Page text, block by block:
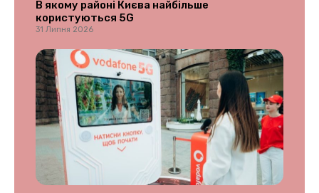
В якому районі Києва найбільше
користуються 5G
31 Липня 2026